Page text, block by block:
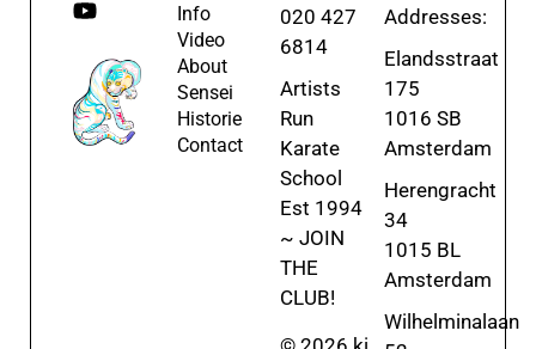
Info
Video
About
Sensei
Historie
Contact
020 427
6814
Artists
Run
Karate
School
Est 1994
~ JOIN
THE
CLUB!
Addresses:
Elandsstraat
175
1016 SB
Amsterdam
Herengracht
34
1015 BL
Amsterdam
Wilhelminalaan